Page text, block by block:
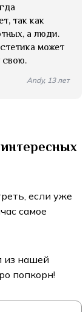
так как
а люди.
может
свою.
Andy, 13 лет
если уже
самое
из нашей
попкорн!